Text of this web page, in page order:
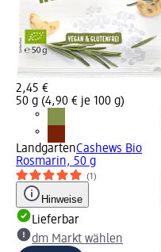
2,45 €
50 g (4,90 € je 100 g)
LandgartenCashews Bio
Rosmarin, 50 g
(1)
Hinweise
Lieferbar
dm Markt wählen